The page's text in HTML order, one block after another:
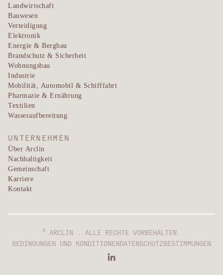
Landwirtschaft
Bauwesen
Verteidigung
Elektronik
Energie & Bergbau
Brandschutz & Sicherheit
Wohnungsbau
Industrie
Mobilität, Automobil & Schifffahrt
Pharmazie & Ernährung
Textilien
Wasseraufbereitung
UNTERNEHMEN
Über Arclin
Nachhaltigkeit
Gemeinschaft
Karriere
Kontakt
BEDINGUNGEN UND KONDITIONENDATENSCHUTZBESTIMMUNGEN
© ARCLIN . ALLE RECHTE VORBEHALTEN.